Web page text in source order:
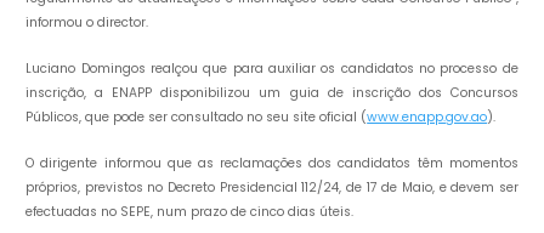
informou o director.
Luciano Domingos realçou que para auxiliar os candidatos no processo de
inscrição, a ENAPP disponibilizou um guia de inscrição dos Concursos
Públicos, que pode ser consultado no seu site oficial (www.enapp.gov.ao).
O dirigente informou que as reclamações dos candidatos têm momentos
próprios, previstos no Decreto Presidencial 112/24, de 17 de Maio, e devem ser
efectuadas no SEPE, num prazo de cinco dias úteis.